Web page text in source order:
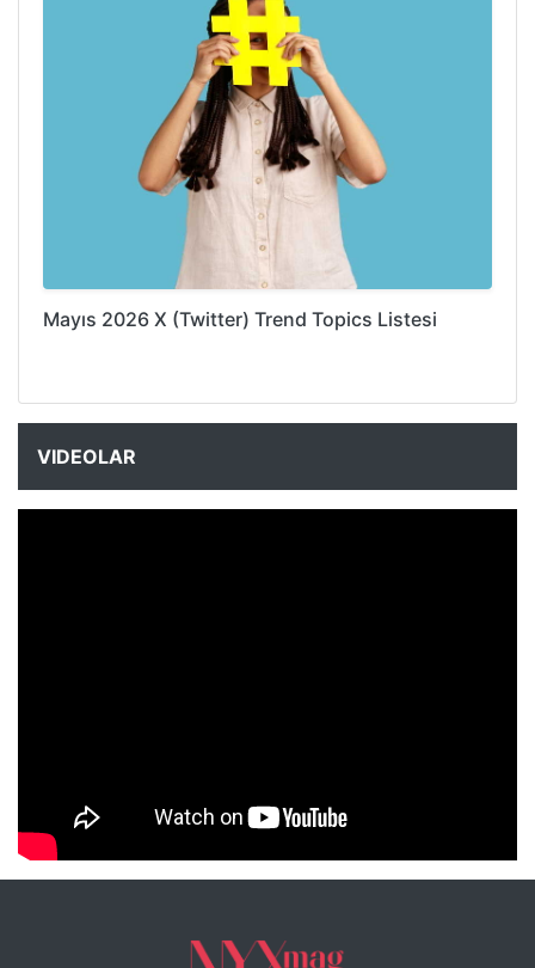
Mayıs 2026 X (Twitter) Trend Topics Listesi
VIDEOLAR
NYXmag 2. Yaş Kutlama Etkinliği